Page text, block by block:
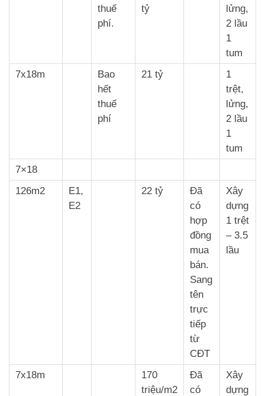
thuế
phí.
tỷ
lửng,
2 lầu
1
tum
7x18m
Bao
hết
thuế
phí
21 tỷ
1
trệt,
lửng,
2 lầu
1
tum
7×18
126m2
E1,
E2
22 tỷ
Đã
có
hợp
đồng
mua
bán.
Sang
tên
trực
tiếp
từ
CĐT
Xây
dựng
1 trệt
– 3.5
lầu
7x18m
170
triệu/m2
Đã
có
Xây
dựng